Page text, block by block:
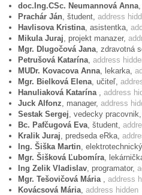
Signatories of the protest
If you have sent your protest via email
Príklad prostestu
Dear Mr President,
with concern we have received news on
published on 22 January 2008, which
adoption. This judgement has neither
will of its authors. I affirms our
implementors of the European
doc.Ing.CSc. Neumannová Anna
Prachár Ján , študent, address
Havlisova Kristina , asistentka,
Mikula Juraj , projekt manazer,
Mgr. Dlugočová Jana , zdravotná
Petrušová Katarína address
MUDr. Kovacova Anna , lekarka,
Mgr. Bielková Elena , učiteľ,
Hanuliaková Katarína
address
Juck Alfonz , manager, address
Sestak Sergej , vedecky pracovnik,
Bc. Pafčugová Eva , študent,
Kralik Juraj , predseda eRka,
Ing. Šiška Martin ,
Mgr. Šišková Ľubomíra ,
Ing Zelik Vladislav , programator,
Mgr. Tešovičová Mária
address
Kovácsová Mária address hidden